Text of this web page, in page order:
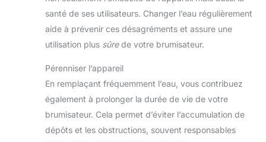
santé de ses utilisateurs. Changer l’eau régulièrement
aide à prévenir ces désagréments et assure une
utilisation plus sûrede votre brumisateur.
Pérenniser l’appareil
En remplaçant fréquemment l’eau, vous contribuez
également à prolonger la durée de vie de votre
brumisateur. Cela permet d’éviter l’accumulation de
dépôts et les obstructions, souvent responsables